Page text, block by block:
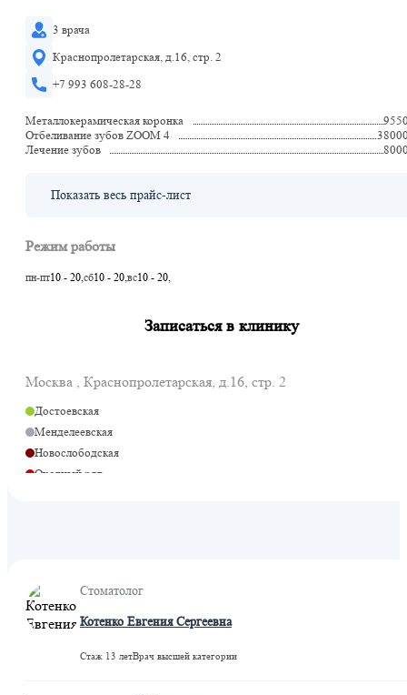
3 врача
Краснопролетарская, д.16, стр. 2
+7 993 608-28-28
Металлокерамическая коронка
Отбеливание зубов ZOOM 4
Лечение зубов
Показать весь прайс-лист
Режим работы
пн-пт10 - 20,сб10 - 20,вс10 - 20,
Записаться в клинику
Москва , Краснопролетарская, д.16, стр. 2
Достоевская
Менделеевская
Новослободская
Охотный ряд
Стоматолог
Котенко Евгения Сергеевна
Стаж 13 летВрач высшей категории